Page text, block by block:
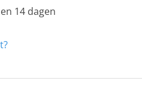
14 dagen